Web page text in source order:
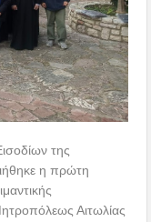
της
η πρώτη
Αιτωλίας